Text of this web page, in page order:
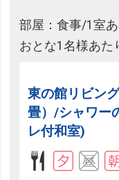
部屋：食事/1室
おとな1名様あた
東の館リビン
畳）/シャワー
レ付和室)